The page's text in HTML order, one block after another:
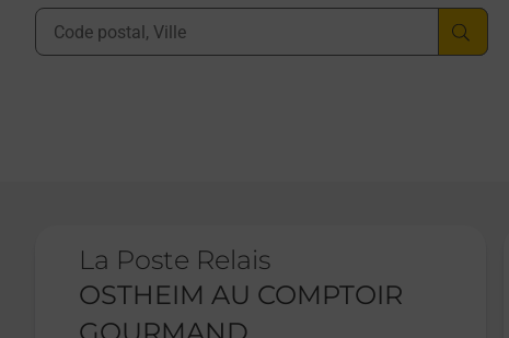
Ville, Département, Code Postal
La Poste Relais
OSTHEIM AU COMPTOIR